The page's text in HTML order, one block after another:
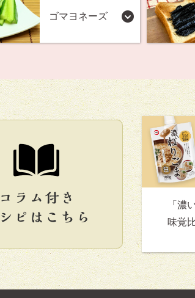
ゴマヨネーズ
「濃
味覚